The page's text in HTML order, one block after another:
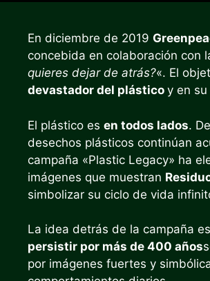
En diciembre de 2019
concebida en colaboración con
quieres dejar de atrás?«. El
devastador del plástico y en
El plástico es en todos lados.
desechos plásticos continúan
campaña «Plastic Legacy» ha
imágenes que muestran
simbolizar su ciclo de vida
La idea detrás de la campaña
persistir por más de 400 años
por imágenes fuertes y